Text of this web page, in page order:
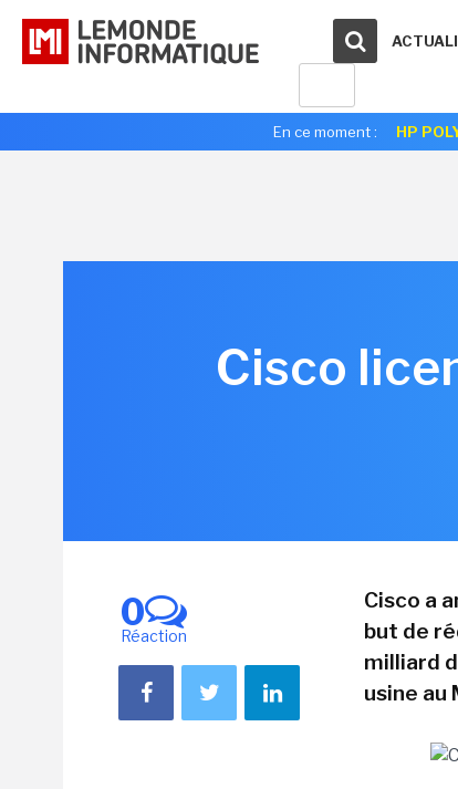
En ce moment : HP
Cisco
0
Réaction
Cisco a
but de
milliard
usine au